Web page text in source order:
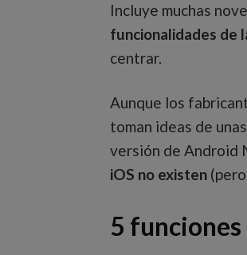
Incluye muchas
funcionalidades de
centrar.
Aunque los
toman ideas de
versión de Android
iOS no existen
5